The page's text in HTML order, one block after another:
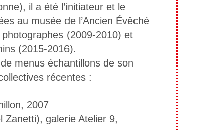
il a été l’initiateur et le
au musée de l’Ancien Évêché
(2009-2010) et
(2015-2016).
menus échantillons de son
récentes :
2007
Zanetti), galerie Atelier 9,